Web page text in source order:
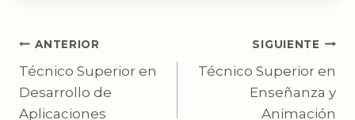
Navegación
de
ANTERIOR
Técnico Superior en
Desarrollo de
Aplicaciones
SIGUIENTE
Técnico Superior en
Enseñanza y
Animación